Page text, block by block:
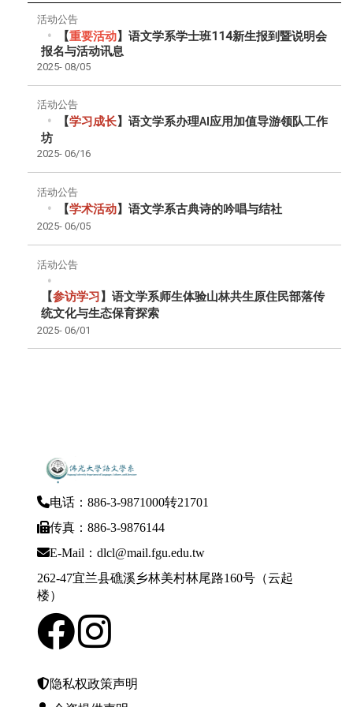
活动公告
【重要活动】语文学系学士班114新生报到暨说明会
报名与活动讯息
2025- 08/05
活动公告
【学习成长】语文学系办理AI应用加值导游领队工作
坊
2025- 06/16
活动公告
【学术活动】语文学系古典诗的吟唱与结社
2025- 06/05
活动公告
【参访学习】 语文学系师生体验山林共生原住民部落传
统文化与生态保育探索
2025- 06/01
电话：886-3-9871000转21701
传真：886-3-9876144
E-Mail：dlcl@mail.fgu.edu.tw
262-47宜兰县礁溪乡林美村林尾路160号（云起
楼）
隐私权政策声明